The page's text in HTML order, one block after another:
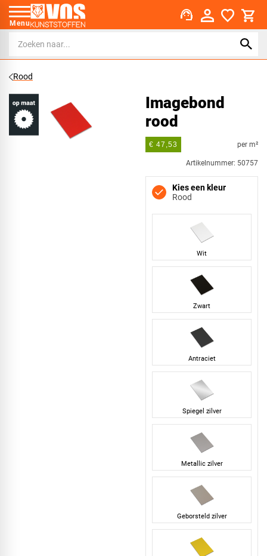
Menu support_agent
Rood
Imagebond
rood
€ 47,53 per m²
Artikelnummer: 50757
Kies een kleur
Rood
Wit
Zwart
Antraciet
Spiegel zilver
Metallic zilver
Geborsteld zilver